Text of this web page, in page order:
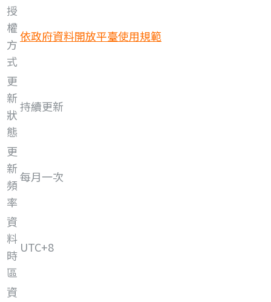
授
權
方
式
依政府資料開放平臺使用規範
更
新
狀
態
持續更新
更
新
頻
率
每月一次
資
料
時
區
UTC+8
資